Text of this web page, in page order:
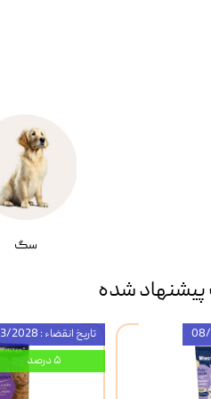
سگ
شده
تاریخ انقضاء : 03/2028
۵ درصد